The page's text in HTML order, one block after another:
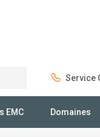
Service
EMC Domaines